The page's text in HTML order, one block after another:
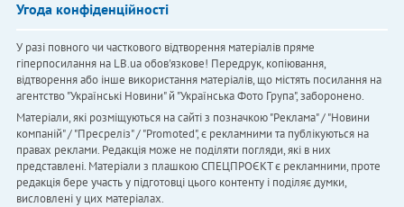
Угода конфіденційності
У разі повного чи часткового відтворення матеріалів пряме
гіперпосилання на LB.ua обов'язкове! Передрук, копіювання,
відтворення або інше використання матеріалів, що містять посилання на
агентство "Українськi Новини" й "Українська Фото Група", заборонено.
Матеріали, які розміщуються на сайті з позначкою "Реклама" / "Новини
компаній" / "Пресреліз" / "Promoted", є рекламними та публікуються на
правах реклами. Редакція може не поділяти погляди, які в них
представлені. Матеріали з плашкою СПЕЦПРОЄКТ є рекламними, проте
редакція бере участь у підготовці цього контенту і поділяє думки,
висловлені у цих матеріалах.